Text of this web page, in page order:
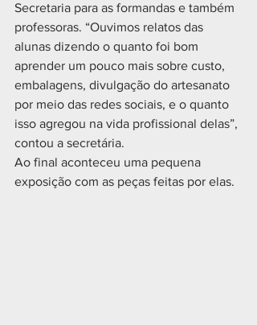
Secretaria para as formandas e também
professoras. “Ouvimos relatos das
alunas dizendo o quanto foi bom
aprender um pouco mais sobre custo,
embalagens, divulgação do artesanato
por meio das redes sociais, e o quanto
isso agregou na vida profissional delas”,
contou a secretária.
Ao final aconteceu uma pequena
exposição com as peças feitas por elas.